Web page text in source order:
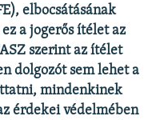
elbocsátásának
a jogerős ítélet az
szerint az ítélet
dolgozót sem lehet a
mindenkinek
érdekei védelmében